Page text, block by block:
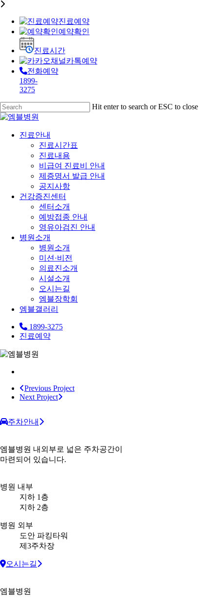
진료예약
예약확인
진료시간
카톡예약
전화예약
1899-
3275
Skip
to
main
content
Hit enter to search or ESC to close
Close
Menu
진료안내
진료시간표
진료내용
비급여 진료비 안내
제증명서 발급 안내
공지사항
건강증진센터
센터소개
예방접종 안내
영유아검진 안내
병원소개
병원소개
미션·비전
의료진소개
시설소개
오시는길
엠블장학회
엠블갤러리
1899-3275
진료예약
Previous Project
Next Project
주차안내
엠블병원 내외부로 넓은 주차공간이
마련되어 있습니다.
병원 내부
지하 1층
지하 2층
병원 외부
도안 파킹타워
제3주차장
오시는길
엠블병원